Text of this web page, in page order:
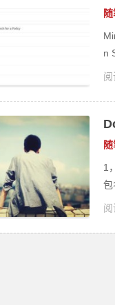
n
1
包